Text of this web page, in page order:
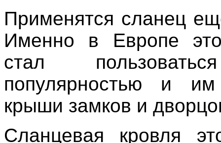
Применятся сланец
Именно в Европе
стал
популярностью и
крыши замков и
Сланцевая кровля